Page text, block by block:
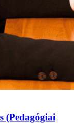
(Pedagógiai